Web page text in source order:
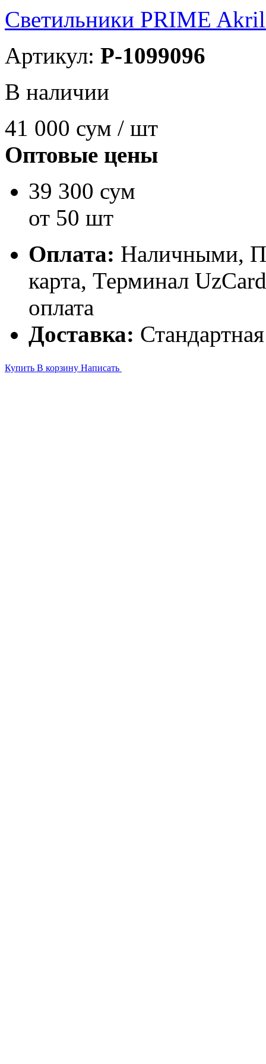
Светильники PRIME
Артикул: P-1099096
В наличии
41 000 сум / шт
Оптовые цены
39 300 сум
от 50 шт
Оплата: Наличными,
карта, Терминал
оплата
Доставка:
Купить В корзину Написать